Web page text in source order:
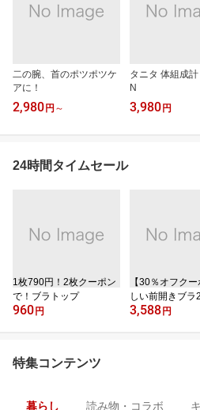
二の腕、首のポツポツケ
アに！
2,980 円 ～
タニタ 体組成
N
3,980 円
24時間タイムセール
1枚790円！2枚クーポン
で！ブラトップ
960 円
【30％オフク
しい前開きブラ
3,588 円
特集コンテンツ
暮らし 読み物・コラボ